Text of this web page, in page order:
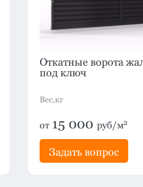
Откатные ворота
под ключ
Вес,кг
от 15 000 руб/м2
Задать вопрос